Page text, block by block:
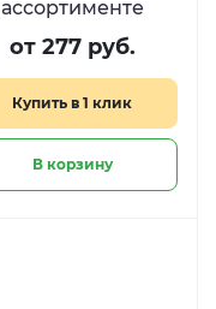
ассортименте
от 277 руб.
Купить в 1 клик
В корзину